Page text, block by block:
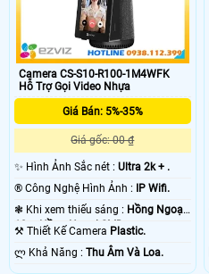
Camera CS-S10-R100-1M4WFK
Hỗ Trợ Gọi Video Nhựa
Giá Bán: 5%-35%
Giá gốc: 00 ₫
✨ Hình Ảnh Sắc nét : Ultra 2k + .
®️ Công Nghệ Hình Ảnh :
IP Wifi.
❃ Khi xem thiếu sáng : Hồng Ngoại
10m Hồng Ngoại SMD.
⚒ Thiết Kế Camera Plastic.
️ლ Khả Năng : Thu Âm Và Loa.